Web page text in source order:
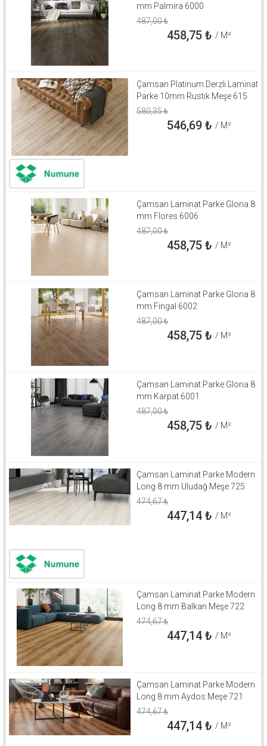
mm Palmira 6000
487,00₺
458,75₺ / M²
Çamsan Platinum Derzli Laminat
Parke 10mm Rustik Meşe 615
580,35₺
546,69₺ / M²
Çamsan Laminat Parke Gloria 8
mm Flores 6006
487,00₺
458,75₺ / M²
Çamsan Laminat Parke Gloria 8
mm Fingal 6002
487,00₺
458,75₺ / M²
Çamsan Laminat Parke Gloria 8
mm Karpat 6001
487,00₺
458,75₺ / M²
Çamsan Laminat Parke Modern
Long 8 mm Uludağ Meşe 725
474,67₺
447,14₺ / M²
Çamsan Laminat Parke Modern
Long 8 mm Balkan Meşe 722
474,67₺
447,14₺ / M²
Çamsan Laminat Parke Modern
Long 8 mm Aydos Meşe 721
474,67₺
447,14₺ / M²